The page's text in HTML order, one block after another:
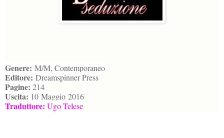
Genere: M/M, Contemporaneo
Editore: Dreamspinner Press
Pagine: 214
Uscita: 10 Maggio 2016
Traduttore: Ugo Telese